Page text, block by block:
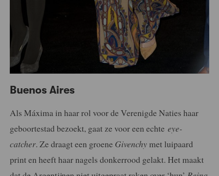
Buenos Aires
Als Máxima in haar rol voor de Verenigde Naties haar
geboortestad bezoekt, gaat ze voor een echte eye-
catcher. Ze draagt een groene Givenchymet luipaard
print en heeft haar nagels donkerrood gelakt. Het maakt